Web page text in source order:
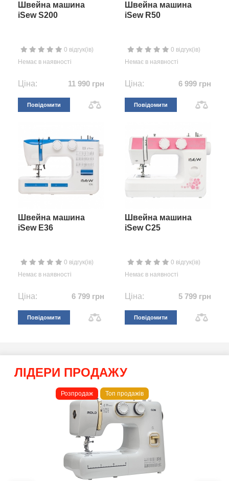
Швейна машина
iSew S200
0 відгук(ів)
Немає в наявності
Ціна: 11 990 грн
Повідомити
Швейна машина
iSew R50
0 відгук(ів)
Немає в наявності
Ціна: 6 999 грн
Повідомити
Швейна машина
iSew E36
0 відгук(ів)
Немає в наявності
Ціна: 6 799 грн
Повідомити
Швейна машина
iSew C25
0 відгук(ів)
Немає в наявності
Ціна: 5 799 грн
Повідомити
ЛІДЕРИ ПРОДАЖУ
Розпродаж Топ продажів